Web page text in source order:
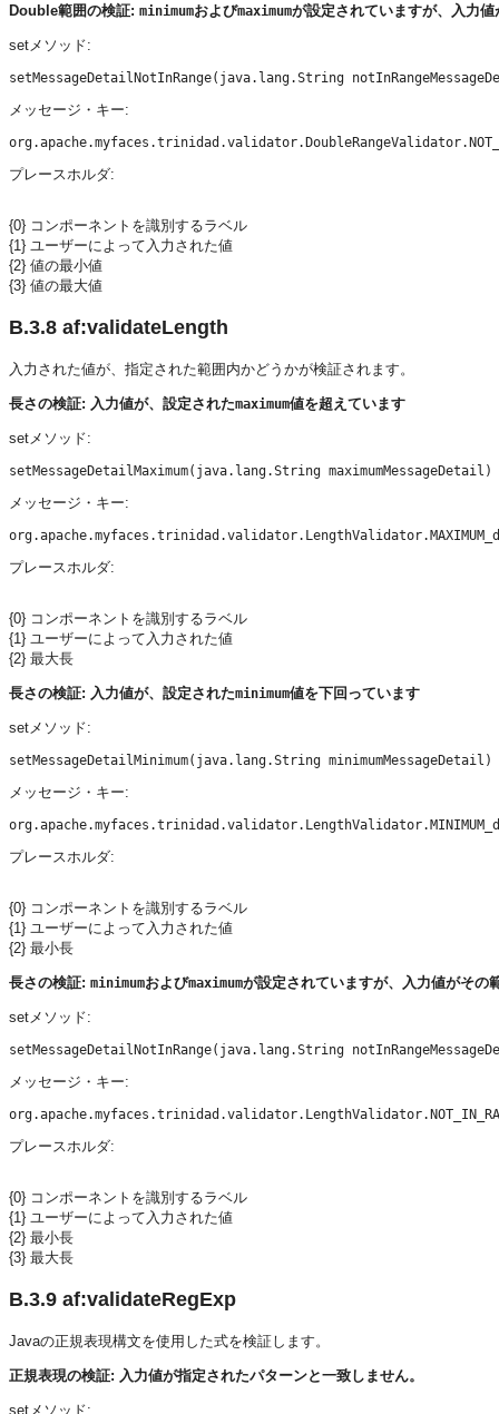
Double範囲の検証: minimumおよびmaximumが設定されていますが、入力
setメソッド:
メッセージ・キー:
プレースホルダ:
{0} コンポーネントを識別するラベル
{1} ユーザーによって入力された値
{2} 値の最小値
{3} 値の最大値
B.3.8 af:validateLength
入力された値が、指定された範囲内かどうかが検証されます。
長さの検証: 入力値が、設定されたmaximum値を超えています
setメソッド:
メッセージ・キー:
プレースホルダ:
{0} コンポーネントを識別するラベル
{1} ユーザーによって入力された値
{2} 最大長
長さの検証: 入力値が、設定されたminimum値を下回っています
setメソッド:
メッセージ・キー:
プレースホルダ:
{0} コンポーネントを識別するラベル
{1} ユーザーによって入力された値
{2} 最小長
長さの検証: minimumおよびmaximumが設定されていますが、入力値がその
setメソッド:
メッセージ・キー:
プレースホルダ:
{0} コンポーネントを識別するラベル
{1} ユーザーによって入力された値
{2} 最小長
{3} 最大長
B.3.9 af:validateRegExp
Javaの正規表現構文を使用した式を検証します。
正規表現の検証: 入力値が指定されたパターンと一致しません。
setメソッド: